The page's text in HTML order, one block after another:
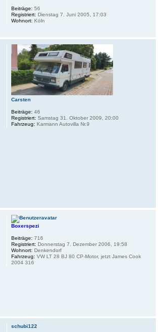
Beiträge: 56
Registriert: Dienstag 7. Juni 2005, 17:03
Wohnort: Köln
Carsten
Beiträge: 46
Registriert: Samstag 31. Oktober 2009, 20:00
Fahrzeug: Karmann Autovilla Nr.9
Boxerspezi
Beiträge: 716
Registriert: Donnerstag 7. Dezember 2006, 19:58
Wohnort: Denkendorf
Fahrzeug: VW LT 28 BJ 80 CP-Motor, jetzt James Cook
2004 316
schubi122